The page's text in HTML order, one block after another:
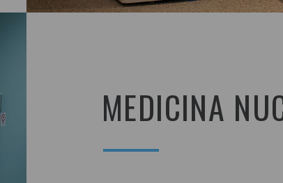
MEDICINA